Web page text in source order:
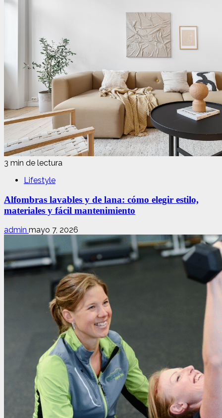
3 min de lectura
Lifestyle
Alfombras lavables y de lana: cómo elegir estilo,
materiales y fácil mantenimiento
admin mayo 7, 2026